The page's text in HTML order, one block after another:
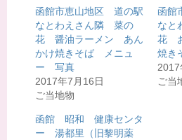
t
t
e
r
で
共
有
(
新
し
い
ウ
ン
ド
ウ
共
有
す
る
に
は
ク
ッ
ク
だ
さ
い
函館市恵山地区 道の駅
なとわえさん隣 菜の
花 醤油ラーメン あん
かけ焼きそば メニュ
ー 写真
2017年7月16日
ご当地物
函館
なと
花
焼き
2017
ご当
函館 昭和 健康センタ
ー 湯都里（旧黎明薬